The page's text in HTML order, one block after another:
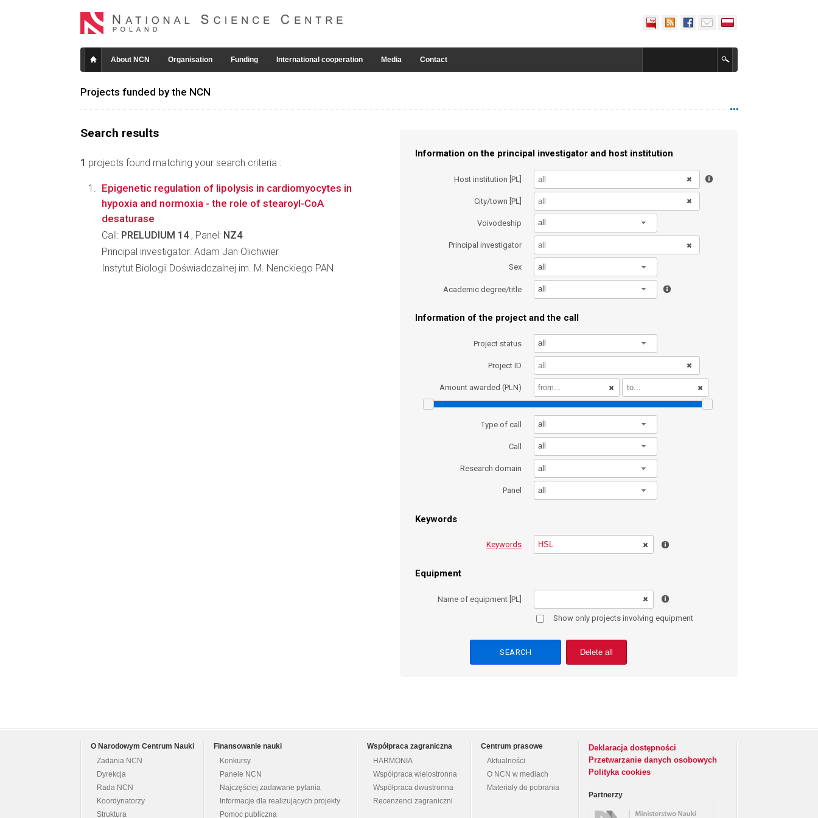
About NCN Organisation Funding International cooperation Media Contact
Projects funded by the NCN
Search results
1 projects found matching your search criteria :
Information on the principal investigator and host institution
Host institution [PL]
City/town [PL]
Voivodeship all
Principal investigator
Sex all
Academic degree/title all
Information of the project and the call
Project status all
Project ID
Amount awarded (PLN)
Type of call all
Call all
Research domain all
Panel all
Keywords
Keywords
Equipment
Name of equipment [PL]
Show only projects involving equipment
Delete all
Epigenetic regulation of lipolysis in cardiomyocytes in
hypoxia and normoxia - the role of stearoyl-CoA
desaturase
Call: PRELUDIUM 14, Panel: NZ4
Principal investigator: Adam Jan Olichwier
Instytut Biologii Doświadczalnej im. M. Nenckiego PAN
O Narodowym Centrum Nauki
Zadania NCN
Dyrekcja
Rada NCN
Koordynatorzy
Struktura
Finansowanie nauki
Konkursy
Panele NCN
Najczęściej zadawane pytania
Informacje dla realizujących projekty
Pomoc publiczna
Współpraca zagraniczna
HARMONIA
Współpraca wielostronna
Współpraca dwustronna
Recenzenci zagraniczni
Centrum prasowe
Aktualności
O NCN w mediach
Materiały do pobrania
Deklaracja dostępności
Przetwarzanie danych osobowych
Polityka cookies
Partnerzy